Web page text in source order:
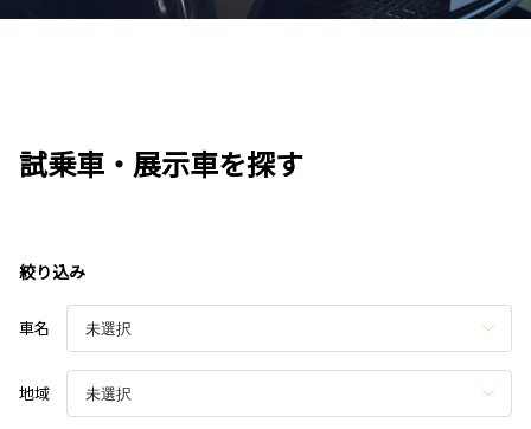
試乗車・展示車を探す
絞り込み
車名
地域